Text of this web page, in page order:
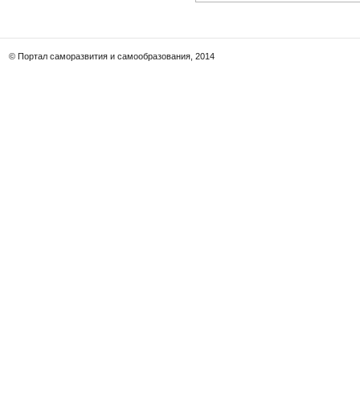
© Портал саморазвития и самообразования, 2014